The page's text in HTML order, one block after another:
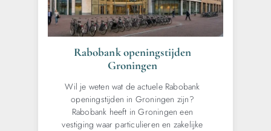
Rabobank openingstijden
Groningen
Wil je weten wat de actuele Rabobank
openingstijden in Groningen zijn?
Rabobank heeft in Groningen een
vestiging waar particulieren en zakelijke